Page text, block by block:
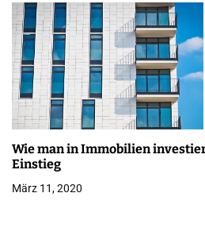
Wie man in Immobilien
Einstieg
März 11, 2020